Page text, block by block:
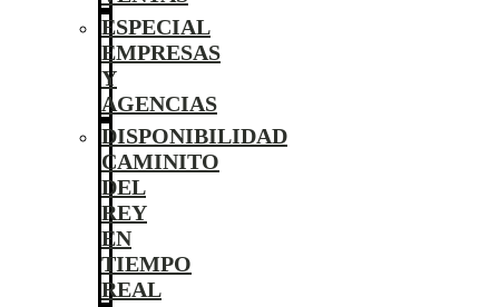
ESPECIAL
EMPRESAS
Y
AGENCIAS
DISPONIBILIDAD
CAMINITO
DEL
REY
EN
TIEMPO
REAL